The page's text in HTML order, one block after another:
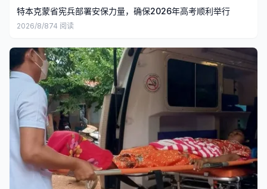
特本克蒙省宪兵部署安保力量，确保2026年高考顺利举行
2026/8/874 阅读